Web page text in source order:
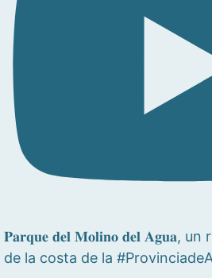
𝐏𝐚𝐫𝐪𝐮𝐞 𝐝𝐞𝐥 𝐌𝐨𝐥𝐢𝐧𝐨 𝐝𝐞𝐥 𝐀𝐠𝐮𝐚,
de la costa de la